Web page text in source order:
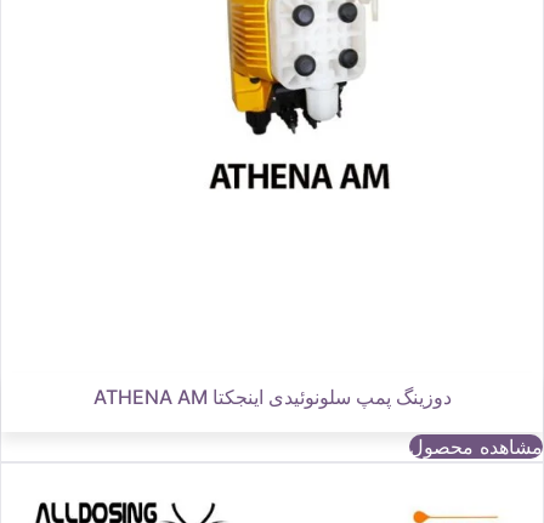
دوزینگ پمپ سلونوئیدی اینجکتا ATHENA AM
مشاهده محصول